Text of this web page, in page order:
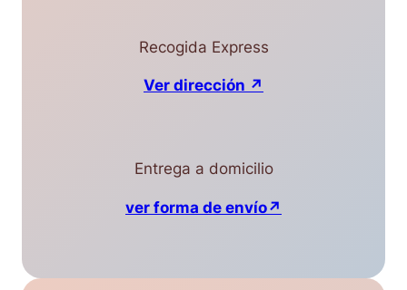
Recogida Express
Ver dirección ↗
Entrega a domicilio
ver forma de envío↗